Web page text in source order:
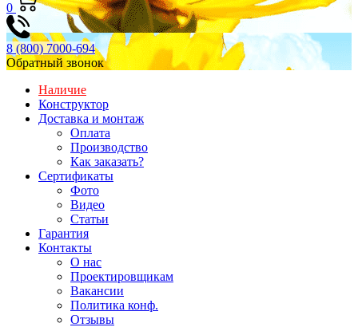
0
8 (800) 7000-694
Обратный звонок
Наличие
Конструктор
Доставка и монтаж
Оплата
Производство
Как заказать?
Сертификаты
Фото
Видео
Статьи
Гарантия
Контакты
О нас
Проектировщикам
Вакансии
Политика конф.
Отзывы